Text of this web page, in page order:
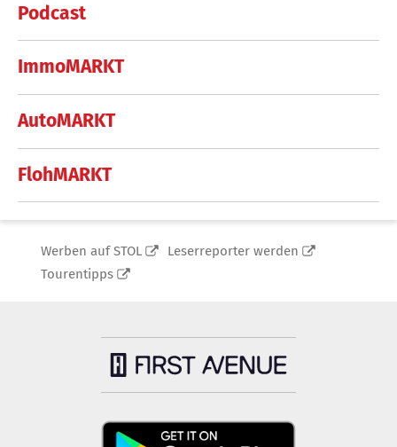
Podcast
ImmoMARKT
AutoMARKT
FlohMARKT
Werben auf STOL
Leserreporter werden
Tourentipps